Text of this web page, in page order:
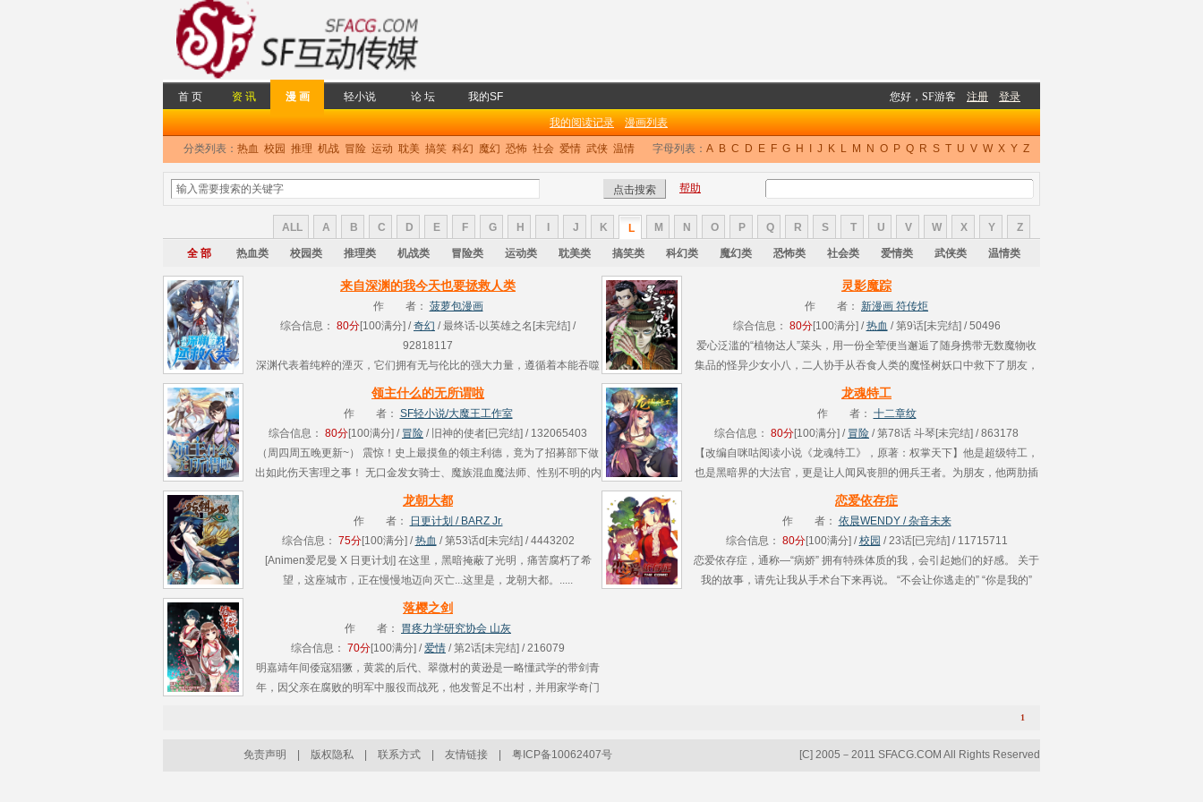
首 页 资 讯 漫 画 轻小说 论 坛 我的SF
我的阅读记录 漫画列表
分类列表： 热血 校园 推理 机战 冒险 运动 耽美 搞笑 科幻 魔幻 恐怖 社会 爱情 武侠 温情 字母列表： A B C D E F G H J K L M N O P Q R S T U V W X Y Z
帮助
ALL A B C D E F G H J K L M N O P Q R S T U V W X Y Z
全 部 热血类 校园类 推理类 机战类 冒险类 运动类 耽美类 搞笑类 科幻类 魔幻类 恐怖类 社会类 爱情类 武侠类 温情类
来自深渊的我今天也要拯救人类
作 者： 菠萝包漫画
综合信息： 80分[100满分] /奇幻 / 最终话-以英雄之名[未完结] /
92818117
深渊代表着纯粹的湮灭，它们拥有无与伦比的强大力量，遵循着本能吞噬
世间的一切生命。 然而某一天里，它们中出了叛徒—— 懵懂少女希尔维
灵影魔踪
作 者： 新漫画 符传炬
综合信息： 80分[100满分] /热血 / 第9话[未完结] / 50496
爱心泛滥的“植物达人”菜头，用一份全荤便当邂逅了随身携带无数魔物收
集品的怪异少女小八，二人协手从吞食人类的魔怪树妖口中救下了朋友，
就此展开怪异又可爱的人儿VS灵影魔踪的激烈大乱斗。.....
领主什么的无所谓啦
作 者： SF轻小说/大魔王工作室
综合信息： 80分[100满分] / 冒险 / 旧神的使者[已完结] / 132065403
（周四周五晚更新~） 震惊！史上最摸鱼的领主利德，竟为了招募部下做
出如此伤天害理之事！ 无口金发女骑士、魔族混血魔法师、性别不明的内
政幕僚……他统统来者不拒.....
龙魂特工
作 者： 十二章纹
综合信息： 80分[100满分] / 冒险 / 第78话 斗琴[未完结] / 863178
【改编自咪咕阅读小说《龙魂特工》，原著：权掌天下】他是超级特工，
也是黑暗界的大法官，更是让人闻风丧胆的佣兵王者。为朋友，他两肋插
刀：为红颜，他血染战袍。只为一个信念，他重临花都，龙傲天下，势要
龙朝大都
作 者：
日更计划 / BARZ Jr.
综合信息： 75分[100满分] /热血 / 第53话d[未完结] / 4443202
[Animen爱尼曼 X 日更计划] 在这里，黑暗掩蔽了光明，痛苦腐朽了希
望，这座城市，正在慢慢地迈向灭亡...这里是，龙朝大都。.....
恋爱依存症
作 者： 依晨WENDY / 杂音未来
综合信息： 80分[100满分] /校园 / 23话[已完结] / 11715711
恋爱依存症，通称—“病娇” 拥有特殊体质的我，会引起她们的好感。 关于
我的故事，请先让我从手术台下来再说。 “不会让你逃走的” “你是我的”
落樱之剑
作 者： 胃疼力学研究协会 山灰
综合信息： 70分[100满分] /爱情 / 第2话[未完结] / 216079
明嘉靖年间倭寇猖獗，黄裳的后代、翠微村的黄逊是一略懂武学的带剑青
年，因父亲在腐败的明军中服役而战死，他发誓足不出村，并用家学奇门
1
免责声明 版权隐私 联系方式 友情链接 粤ICP备10062407号 [C] 2005－2011 SFACG.COM All Rights Reserved